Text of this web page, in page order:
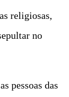
religiosas,
no
pessoas das